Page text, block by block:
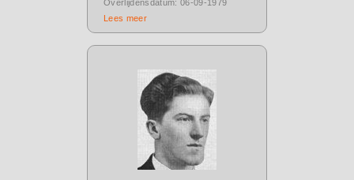
Overlijdensdatum: 06-09-1979
Lees meer